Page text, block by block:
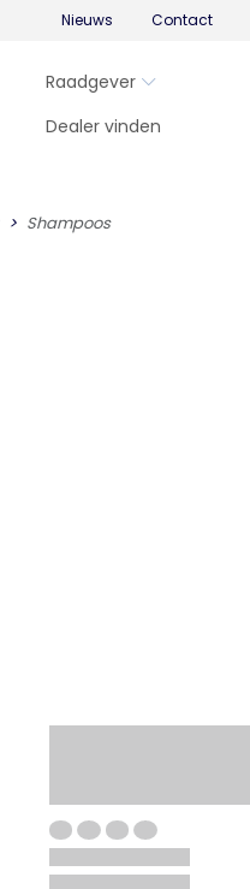
Nieuws Contact
Raadgever
Dealer vinden
Shampoos